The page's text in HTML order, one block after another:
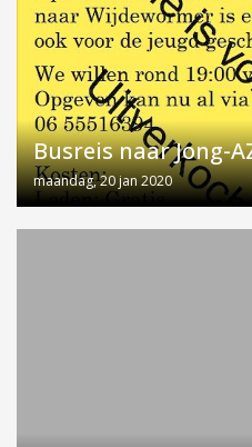
Busreis naar Jong-
maandag, 20 jan 2020